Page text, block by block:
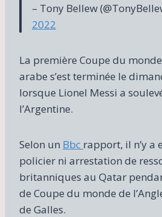
– Tony Bellew
2022
La première Coupe du
arabe s’est terminée le
lorsque Lionel Messi a
l’Argentine.
Selon un Bbc rapport, il n’y a
policier ni arrestation de
britanniques au Qatar
de Coupe du monde de
de Galles.